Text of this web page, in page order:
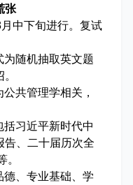
张
中下旬进行。复试
随机抽取英文题
共管理学相关，
习近平新时代中
告、二十届历次全
、专业基础、学